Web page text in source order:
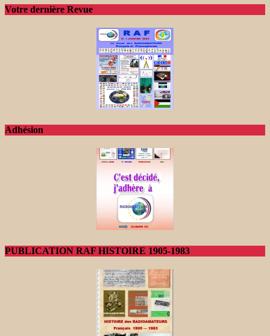
Votre dernière Revue
Adhésion
PUBLICATION RAF HISTOIRE 1905-1983